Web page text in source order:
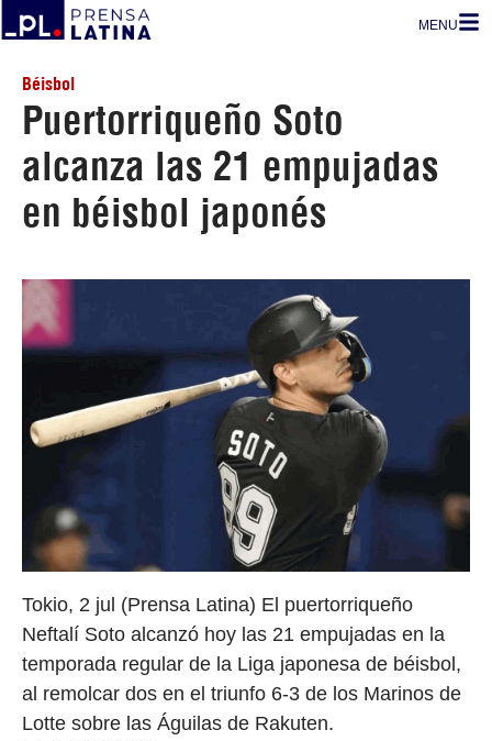
MENU
Béisbol
Puertorriqueño Soto
alcanza las 21 empujadas
en béisbol japonés
Tokio, 2 jul (Prensa Latina) El puertorriqueño
Neftalí Soto alcanzó hoy las 21 empujadas en la
temporada regular de la Liga japonesa de béisbol,
al remolcar dos en el triunfo 6-3 de los Marinos de
Lotte sobre las Águilas de Rakuten.